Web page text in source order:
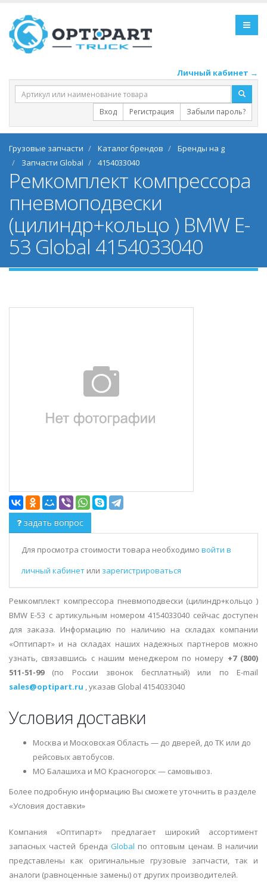
Личный кабинет →
Вход Регистрация Забыли пароль?
Грузовые запчасти Каталог брендов
Бренды на g
Запчасти Global
4154033040
Ремкомплект компрессора
пневмоподвески
(цилиндр+кольцо ) BMW E-
53 Global 4154033040
задать вопрос
Для просмотра стоимости товара необходимо войти в
личный кабинет или зарегистрироваться
Ремкомплект компрессора пневмоподвески (цилиндр+кольцо )
BMW E-53 с артикульным номером 4154033040 сейчас доступен
для заказа. Информацию по наличию на складах компании
«Оптипарт» и на складах наших надежных партнеров можно
узнать, связавшись с нашим менеджером по номеру +7 (800)
511-51-99(по России звонок бесплатный) или по E-mail
sales@optipart.ru , указав Global 4154033040
Условия доставки
Москва и Московская Область — до дверей, до ТК или до
рейсовых автобусов.
МО Балашиха и МО Красногорск — самовывоз.
Более подробную информацию Вы сможете уточнить в разделе
«Условия доставки»
Компания «Оптипарт» предлагает широкий ассортимент
запасных частей бренда Global по оптовым ценам. В наличии
представлены как оригинальные грузовые запчасти, так и
аналоги (равноценные замены) от других производителей.